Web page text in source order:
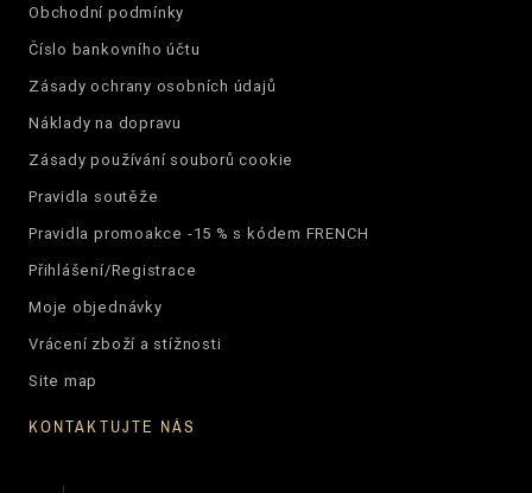
Obchodní podmínky
Číslo bankovního účtu
Zásady ochrany osobních údajů
Náklady na dopravu
Zásady používání souborů cookie
Pravidla soutěže
Pravidla promoakce -15 % s kódem FRENCH
Přihlášení/Registrace
Moje objednávky
Vrácení zboží a stížnosti
Site map
KONTAKTUJTE NÁS